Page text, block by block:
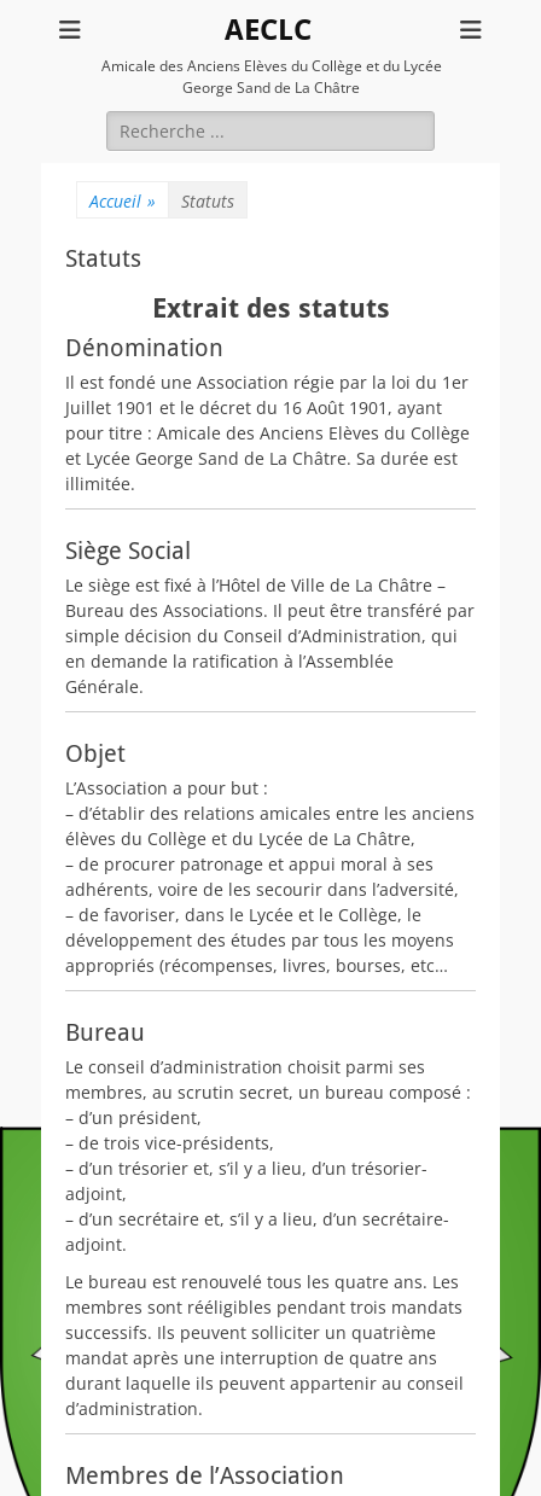
AECLC
Amicale des Anciens Elèves du Collège et du Lycée
George Sand de La Châtre
Rechercher :
Accueil » Statuts
Statuts
Extrait des statuts
Dénomination
Il est fondé une Association régie par la loi du 1er
Juillet 1901 et le décret du 16 Août 1901, ayant
pour titre : Amicale des Anciens Elèves du Collège
et Lycée George Sand de La Châtre. Sa durée est
illimitée.
Siège Social
Le siège est fixé à l’Hôtel de Ville de La Châtre –
Bureau des Associations. Il peut être transféré par
simple décision du Conseil d’Administration, qui
en demande la ratification à l’Assemblée
Générale.
Objet
L’Association a pour but :
– d’établir des relations amicales entre les anciens
élèves du Collège et du Lycée de La Châtre,
– de procurer patronage et appui moral à ses
adhérents, voire de les secourir dans l’adversité,
– de favoriser, dans le Lycée et le Collège, le
développement des études par tous les moyens
appropriés (récompenses, livres, bourses, etc…
Bureau
Le conseil d’administration choisit parmi ses
membres, au scrutin secret, un bureau composé :
– d’un président,
– de trois vice-présidents,
– d’un trésorier et, s’il y a lieu, d’un trésorier-
adjoint,
– d’un secrétaire et, s’il y a lieu, d’un secrétaire-
adjoint.
Le bureau est renouvelé tous les quatre ans. Les
membres sont rééligibles pendant trois mandats
successifs. Ils peuvent solliciter un quatrième
mandat après une interruption de quatre ans
durant laquelle ils peuvent appartenir au conseil
d’administration.
Membres de l’Association